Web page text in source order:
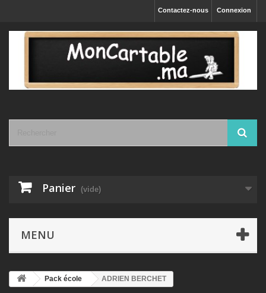
Connexion
Contactez-nous
Panier (vide)
MENU
Pack école ADRIEN BERCHET